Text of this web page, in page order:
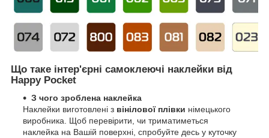
Що таке інтер'єрні самоклеючі наклейки від
Happy Pocket
З чого зроблена наклейка
Наклейки виготовлені з вінілової плівки німецького
виробника. Щоб перевірити, чи триматиметься
наклейка на Вашій поверхні, спробуйте десь у куточку